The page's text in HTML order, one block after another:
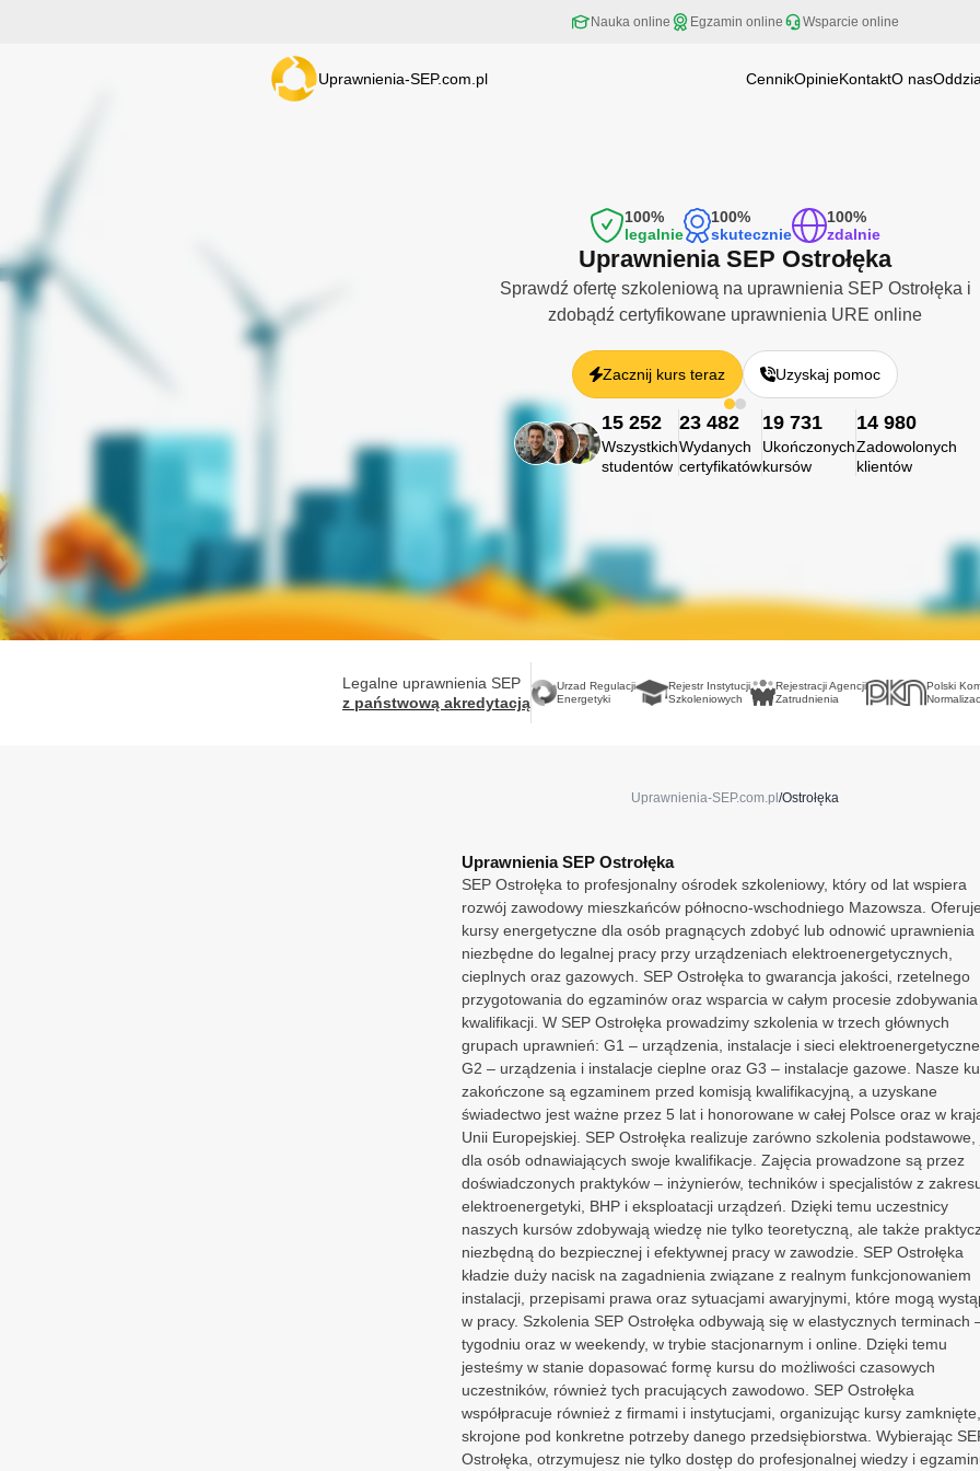
Nauka online Egzamin online Wsparcie online
Uprawnienia-SEP.com.pl CennikOpinieKontaktO nas
Kalisz
Katowice
Kraków
Olsztyn
Opole
Ostrołęka
Radom
Rybnik
Rzeszów
Sosnowiec
Finlandia
Francja
Holandia
Niemcy
Wielka
Włochy
Częstochowa
Gdańsk
Gdynia
Gorzów Wielkopolski
Kalisz
Katowice
Kielce
Kraków
Lublin
Łódź
Olsztyn
Rybnik
Rzeszów
Sosnowiec
Toruń
Warszawa
Irlandia
Holandia
Niemcy
Norwegia
Szwecja
Wielka Brytania
Włochy
Unia Europejska
100%
legalnie
100%
skutecznie
100%
zdalnie
Uprawnienia SEP Ostrołęka
Sprawdź ofertę szkoleniową na uprawnienia SEP Ostrołęka i
zdobądź certyfikowane uprawnienia URE online
Zacznij kurs teraz Uzyskaj pomoc
15 252
Wszystkich
studentów
23 482
Wydanych
certyfikatów
19 731
Ukończonych
kursów
14 980
Zadowolonych
klientów
Legalne uprawnienia SEP
z państwową akredytacją
Urzad Regulacji
Energetyki
Rejestr Instytucji
Szkoleniowych
Rejestracji Agencji
Zatrudnienia
Polski
Uprawnienia-SEP.com.pl /Ostrołęka
Uprawnienia SEP Ostrołęka
SEP Ostrołęka to profesjonalny ośrodek szkoleniowy, który od lat wspiera
rozwój zawodowy mieszkańców północno-wschodniego Mazowsza.
kursy energetyczne dla osób pragnących zdobyć lub odnowić uprawnienia
niezbędne do legalnej pracy przy urządzeniach elektroenergetycznych,
cieplnych oraz gazowych. SEP Ostrołęka to gwarancja jakości, rzetelnego
przygotowania do egzaminów oraz wsparcia w całym procesie zdobywania
kwalifikacji. W SEP Ostrołęka prowadzimy szkolenia w trzech głównych
grupach uprawnień: G1 – urządzenia, instalacje i sieci elektroenergetyczne,
G2 – urządzenia i instalacje cieplne oraz G3 – instalacje gazowe. Nasze
zakończone są egzaminem przed komisją kwalifikacyjną, a uzyskane
świadectwo jest ważne przez 5 lat i honorowane w całej Polsce oraz w
Unii Europejskiej. SEP Ostrołęka realizuje zarówno szkolenia podstawowe,
dla osób odnawiających swoje kwalifikacje. Zajęcia prowadzone są przez
doświadczonych praktyków – inżynierów, techników i specjalistów z
elektroenergetyki, BHP i eksploatacji urządzeń. Dzięki temu uczestnicy
naszych kursów zdobywają wiedzę nie tylko teoretyczną, ale także
niezbędną do bezpiecznej i efektywnej pracy w zawodzie. SEP Ostrołęka
kładzie duży nacisk na zagadnienia związane z realnym funkcjonowaniem
instalacji, przepisami prawa oraz sytuacjami awaryjnymi, które mogą
w pracy. Szkolenia SEP Ostrołęka odbywają się w elastycznych terminach
tygodniu oraz w weekendy, w trybie stacjonarnym i online. Dzięki temu
jesteśmy w stanie dopasować formę kursu do możliwości czasowych
uczestników, również tych pracujących zawodowo. SEP Ostrołęka
współpracuje również z firmami i instytucjami, organizując kursy zamknięte,
skrojone pod konkretne potrzeby danego przedsiębiorstwa. Wybierając
Ostrołęka, otrzymujesz nie tylko dostęp do profesjonalnej wiedzy i
Urzad Regulacji
Energetyki
Rejestr Instytucji
Szkoleniowych
Rejestracji Agencji
Zatrudnienia
Polski Komitet
Normalizacyjny
Europejski Komitet
Normalizacyjny
Zgody i prywatność
Wybierz, jakie dane mogą być wykorzystywane przez stronę w celu
poprawnego działania, analityki i personalizacji treści.
Podstawowe funkcje strony
Niezbędne dane wymagane do poprawnego działania strony